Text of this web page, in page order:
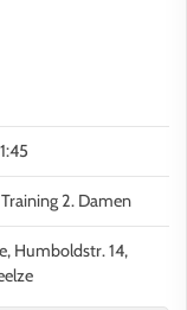
2. Damen
Humboldstr. 14,